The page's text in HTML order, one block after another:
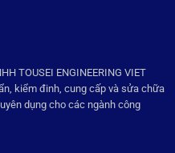
TOUSEI ENGINEERING VIET
kiểm đinh, cung cấp và sửa chữa
dụng cho các ngành công